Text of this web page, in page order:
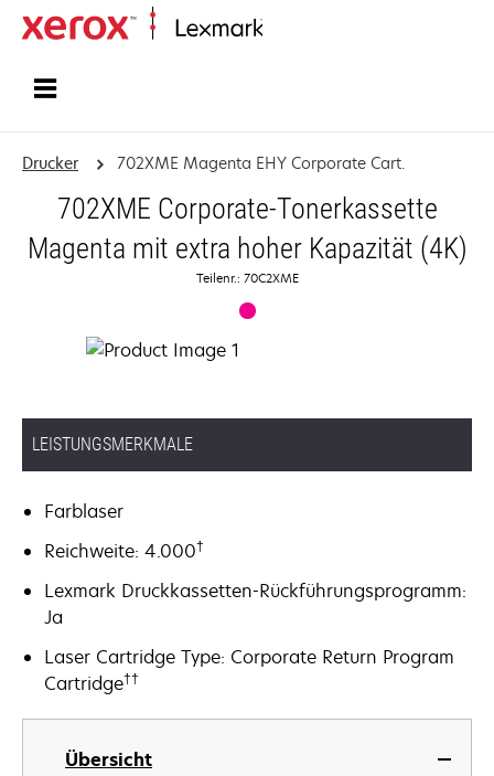
Drucker 702XME Magenta EHY Corporate Cart.
702XME Corporate-Tonerkassette
Magenta mit extra hoher Kapazität (4K)
Teilenr.: 70C2XME
LEISTUNGSMERKMALE
Farblaser
Reichweite: 4.000†
Lexmark Druckkassetten-Rückführungsprogramm:
Ja
Laser Cartridge Type: Corporate Return Program
Cartridge††
Übersicht